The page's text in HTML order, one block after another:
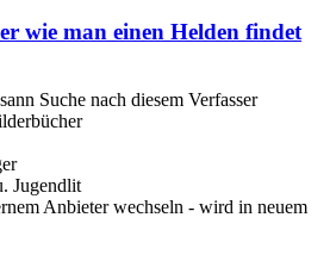
wie man einen Helden findet
Suche nach diesem Verfasser
Jugendlit
Anbieter wechseln - wird in neuem